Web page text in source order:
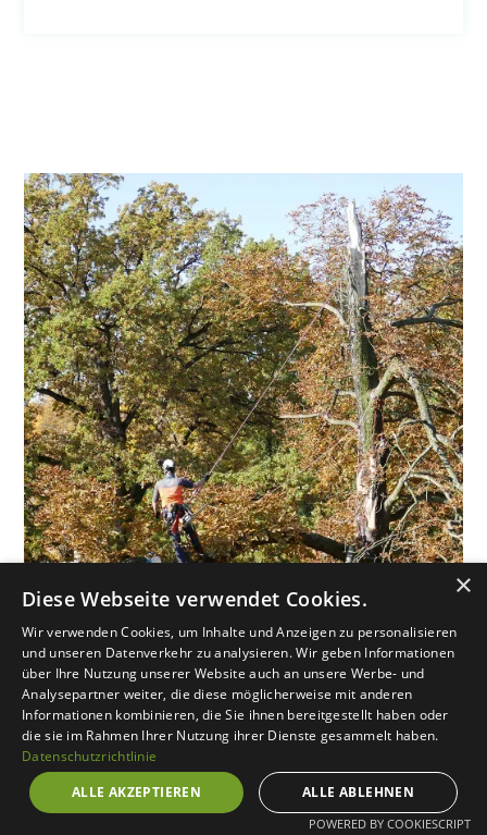
Unsere Baumdienstleistungen
Für Privatkunden,
Hausverwaltungen und
×
Diese Webseite verwendet Cookies.
Wir verwenden Cookies, um Inhalte und Anzeigen zu personalisieren
und unseren Datenverkehr zu analysieren. Wir geben Informationen
über Ihre Nutzung unserer Website auch an unsere Werbe- und
Analysepartner weiter, die diese möglicherweise mit anderen
Informationen kombinieren, die Sie ihnen bereitgestellt haben oder
die sie im Rahmen Ihrer Nutzung ihrer Dienste gesammelt haben.
Datenschutzrichtlinie
ALLE AKZEPTIEREN
ALLE ABLEHNEN
POWERED BY COOKIESCRIPT